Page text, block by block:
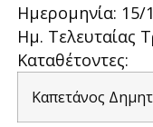
Ημερομηνία: 15/
Ημ. Τελευταίας
Καταθέτοντες:
Καπετάνος